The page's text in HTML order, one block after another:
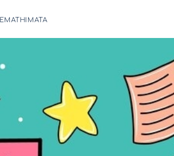
EMATHIMATA